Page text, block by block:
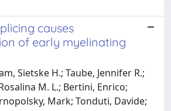
causes
of early myelinating
Sietske H.; Taube, Jennifer R.;
M. L.; Bertini, Enrico;
Mark; Tonduti, Davide;